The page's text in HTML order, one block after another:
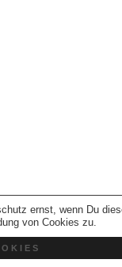
ernst, wenn Du
von Cookies zu.